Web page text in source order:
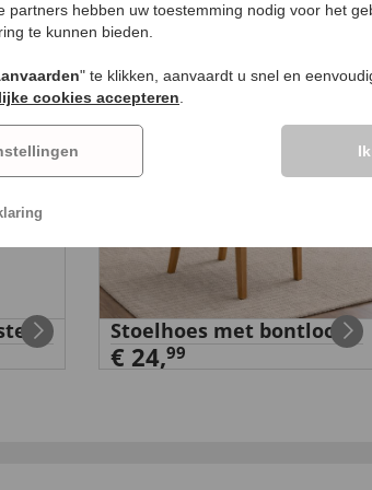
VOOR U
NIEUW
Stoelhoes met bontlook
€ 24,99
partners hebben uw toestemming nodig voor het
te kunnen bieden.
" te klikken, aanvaardt u snel en
cookies accepteren